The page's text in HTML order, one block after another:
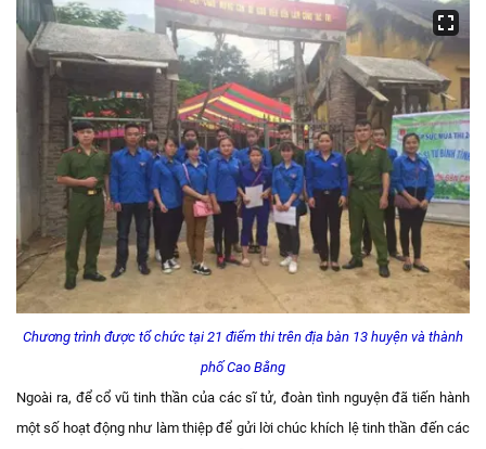
Chương trình được tổ chức tại 21 điểm thi trên địa bàn 13 huyện và thành
phố Cao Bằng
Ngoài ra, để cổ vũ tinh thần của các sĩ tử, đoàn tình nguyện đã tiến hành
một số hoạt động như làm thiệp để gửi lời chúc khích lệ tinh thần đến các